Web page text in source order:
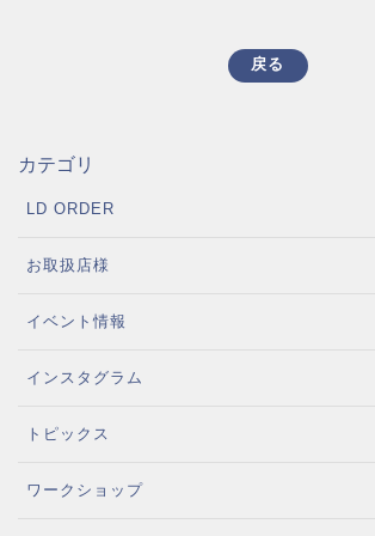
戻る
カテゴリ
LD ORDER
お取扱店様
イベント情報
インスタグラム
トピックス
ワークショップ